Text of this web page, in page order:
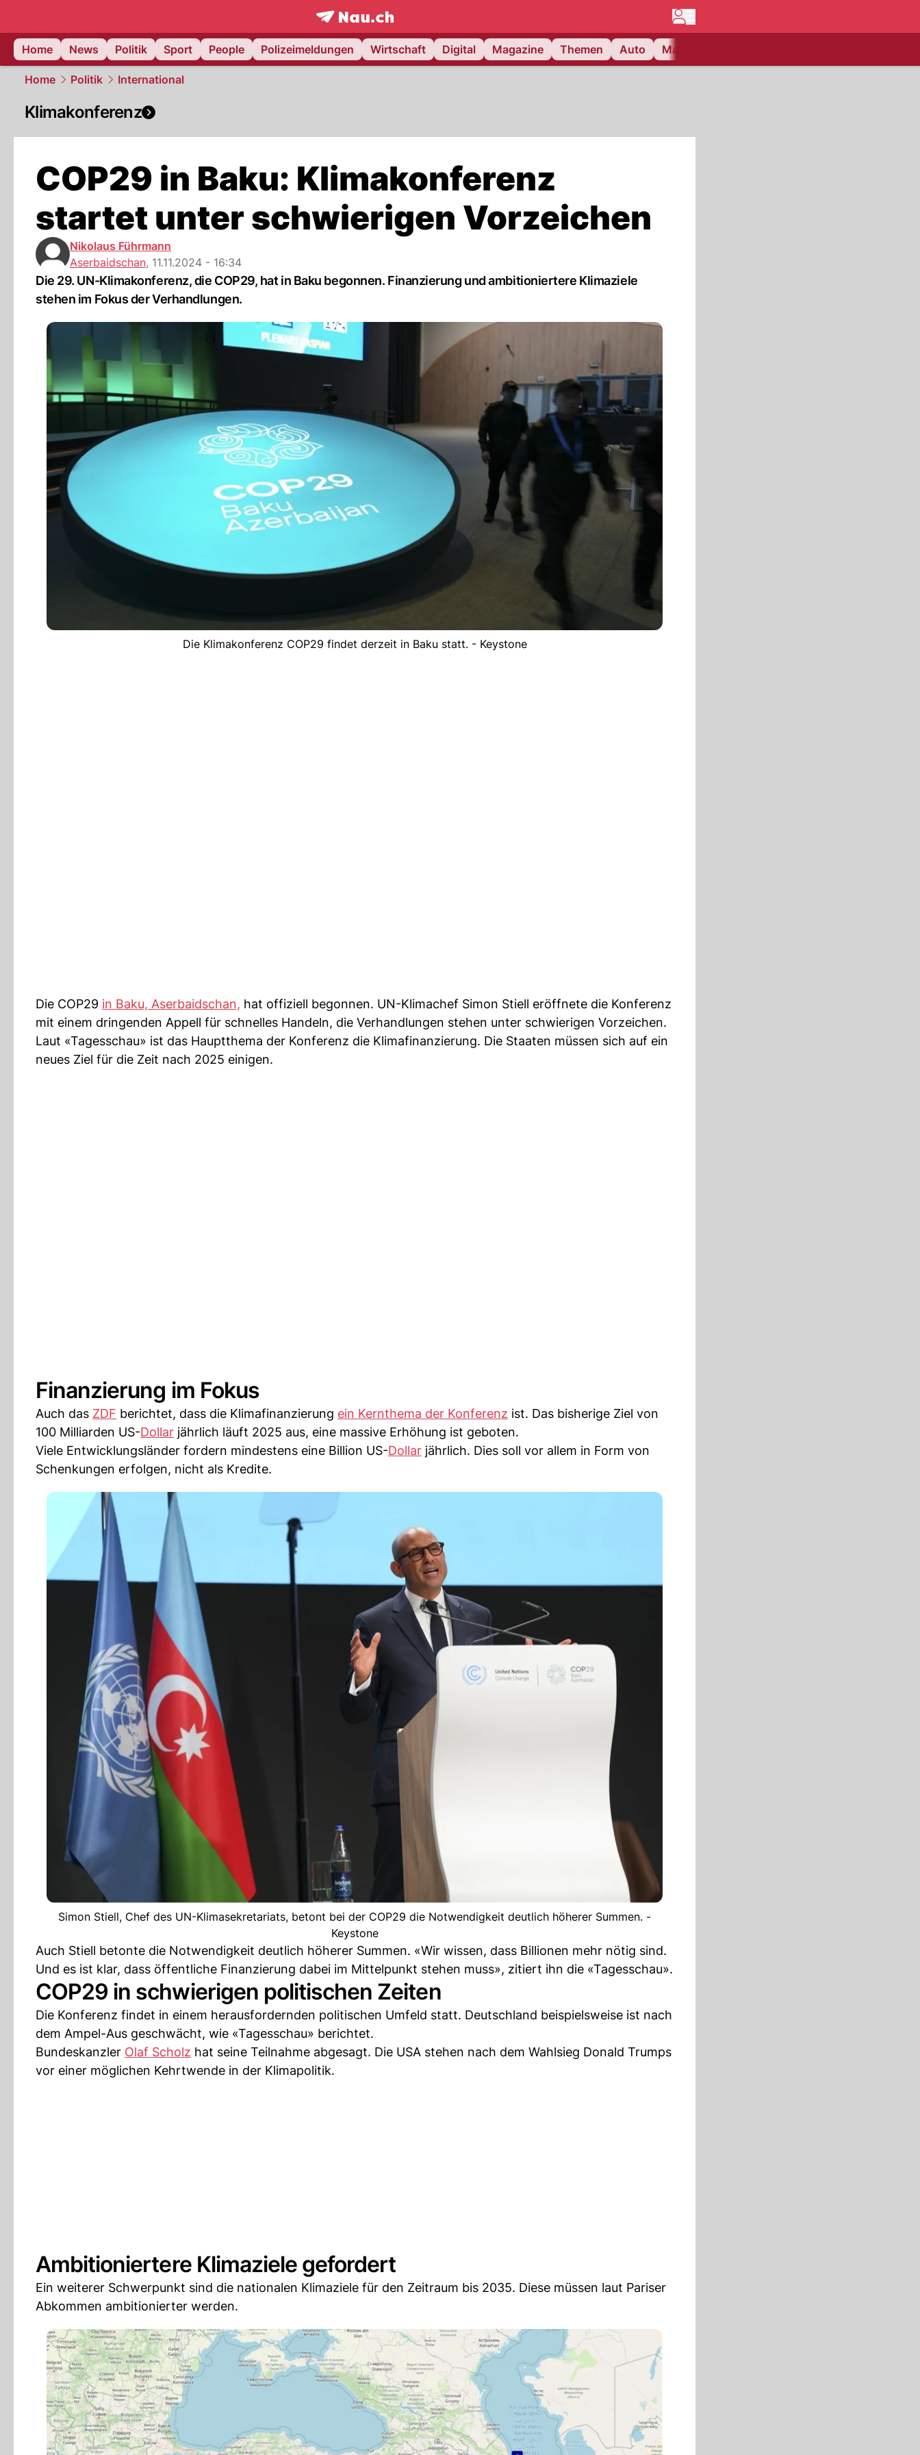
frontpage.NAU.ch
Home
News Politik Sport People Polizeimeldungen Wirtschaft Digital Magazine Themen Auto Matchcenter
Home Politik International
Klimakonferenz
COP29 in Baku: Klimakonferenz
startet unter schwierigen Vorzeichen
Nikolaus Führmann
Aserbaidschan, 11.11.2024 - 16:34
Die 29. UN-Klimakonferenz, die COP29, hat in Baku begonnen. Finanzierung und ambitioniertere Klimaziele
stehen im Fokus der Verhandlungen.
Die Klimakonferenz COP29 findet derzeit in Baku statt. - Keystone
Die COP29 in Baku, Aserbaidschan, hat offiziell begonnen. UN-Klimachef Simon Stiell eröffnete die Konferenz
mit einem dringenden Appell für schnelles Handeln, die Verhandlungen stehen unter schwierigen Vorzeichen.
Laut «Tagesschau» ist das Hauptthema der Konferenz die Klimafinanzierung. Die Staaten müssen sich auf ein
neues Ziel für die Zeit nach 2025 einigen.
Finanzierung im Fokus
Auch das ZDF berichtet, dass die Klimafinanzierung ein Kernthema der Konferenz ist. Das bisherige Ziel von
100 Milliarden US-Dollar jährlich läuft 2025 aus, eine massive Erhöhung ist geboten.
Viele Entwicklungsländer fordern mindestens eine Billion US-Dollar jährlich. Dies soll vor allem in Form von
Schenkungen erfolgen, nicht als Kredite.
Simon Stiell, Chef des UN-Klimasekretariats, betont bei der COP29 die Notwendigkeit deutlich höherer Summen. -
Keystone
Auch Stiell betonte die Notwendigkeit deutlich höherer Summen. «Wir wissen, dass Billionen mehr nötig sind.
Und es ist klar, dass öffentliche Finanzierung dabei im Mittelpunkt stehen muss», zitiert ihn die «Tagesschau».
COP29 in schwierigen politischen Zeiten
Die Konferenz findet in einem herausfordernden politischen Umfeld statt. Deutschland beispielsweise ist nach
dem Ampel-Aus geschwächt, wie «Tagesschau» berichtet.
Bundeskanzler Olaf Scholz hat seine Teilnahme abgesagt. Die USA stehen nach dem Wahlsieg Donald Trumps
vor einer möglichen Kehrtwende in der Klimapolitik.
Ambitioniertere Klimaziele gefordert
Ein weiterer Schwerpunkt sind die nationalen Klimaziele für den Zeitraum bis 2035. Diese müssen laut Pariser
Abkommen ambitionierter werden.